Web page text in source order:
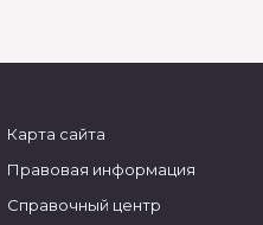
Карта сайта
Правовая информация
Справочный центр